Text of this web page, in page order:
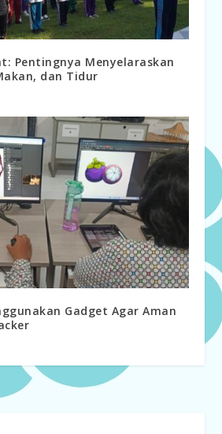
Pentingnya Menyelaraskan
dan Tidur
Gadget Agar Aman